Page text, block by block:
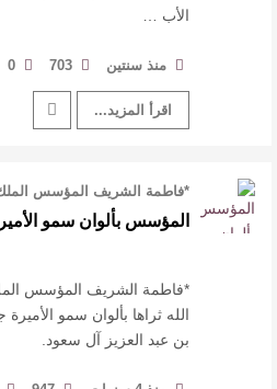
الأب …
منذ سنتين 703
0
اقرأ المزيد...
*فاطمة الشريف المؤسس
ثراها بألوان سمو الأميرة …
المؤسس بألوان سمو
*فاطمة الشريف المؤسس
الله ثراها بألوان سمو
بن عبد العزيز آل سعود.